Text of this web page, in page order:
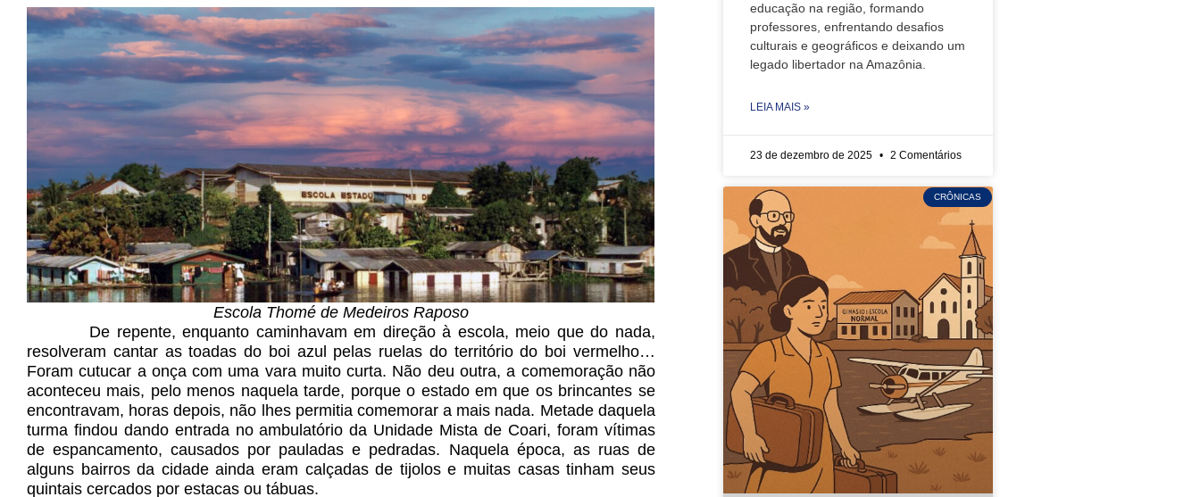
Escola Thomé de Medeiros Raposo
De repente, enquanto caminhavam em direção à escola, meio que do nada,
resolveram cantar as toadas do boi azul pelas ruelas do território do boi vermelho…
Foram cutucar a onça com uma vara muito curta. Não deu outra, a comemoração não
aconteceu mais, pelo menos naquela tarde, porque o estado em que os brincantes se
encontravam, horas depois, não lhes permitia comemorar a mais nada. Metade daquela
turma findou dando entrada no ambulatório da Unidade Mista de Coari, foram vítimas
de espancamento, causados por pauladas e pedradas. Naquela época, as ruas de
alguns bairros da cidade ainda eram calçadas de tijolos e muitas casas tinham seus
quintais cercados por estacas ou tábuas.
educação na região, formando
professores, enfrentando desafios
culturais e geográficos e deixando um
legado libertador na Amazônia.
LEIA MAIS »
23 de dezembro de 2025 2 Comentários
CRÔNICAS